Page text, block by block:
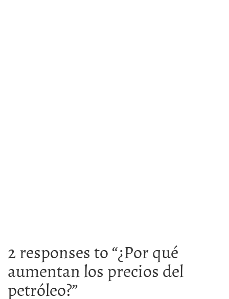
2 responses to “¿Por qué
aumentan los precios del
petróleo?”